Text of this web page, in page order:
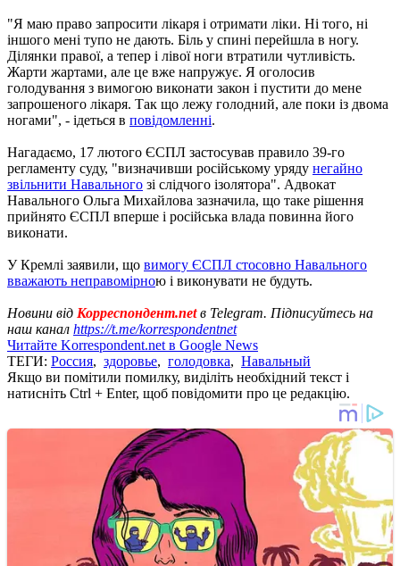
"Я маю право запросити лікаря і отримати ліки. Ні того, ні
іншого мені тупо не дають. Біль у спині перейшла в ногу.
Ділянки правої, а тепер і лівої ноги втратили чутливість.
Жарти жартами, але це вже напружує. Я оголосив
голодування з вимогою виконати закон і пустити до мене
запрошеного лікаря. Так що лежу голодний, але поки із двома
ногами", - ідеться в повідомленні.
Нагадаємо, 17 лютого ЄСПЛ застосував правило 39-го
регламенту суду, "визначивши російському уряду негайно
звільнити Навального зі слідчого ізолятора". Адвокат
Навального Ольга Михайлова зазначила, що таке рішення
прийнято ЄСПЛ вперше і російська влада повинна його
виконати.
У Кремлі заявили, що вимогу ЄСПЛ стосовно Навального
вважають неправомірною і виконувати не будуть.
Новини від Корреспондент.netв Telegram. Підписуйтесь на
наш канал https://t.me/korrespondentnet
Читайте Korrespondent.net в Google News
ТЕГИ: Россия, здоровье, голодовка, Навальный
Якщо ви помітили помилку, виділіть необхідний текст і
натисніть Ctrl + Enter, щоб повідомити про це редакцію.